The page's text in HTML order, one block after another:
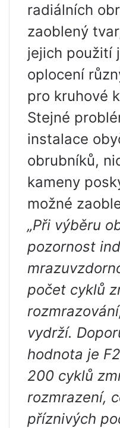
radiálních
zaoblený
jejich použití
oplocení
pro kruhové
Stejné
instalace
obrubníků,
kameny
možné
„Při výběru
pozornost
počet cyklů
vydrží.
hodnota je
200 cyklů
rozmrazení,
příznivých